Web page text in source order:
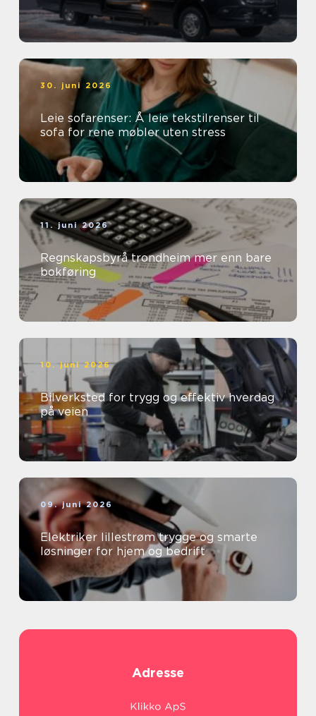
30. juni 2026
Leie sofarenser: Å leie tekstilrenser til
sofa for rene møbler uten stress
11. juni 2026
Regnskapsbyrå trondheim mer enn bare
bokføring
10. juni 2026
Bilverksted for trygg og effektiv hverdag
på veien
09. juni 2026
Elektriker lillestrøm trygge og smarte
løsninger for hjem og bedrift
Adresse